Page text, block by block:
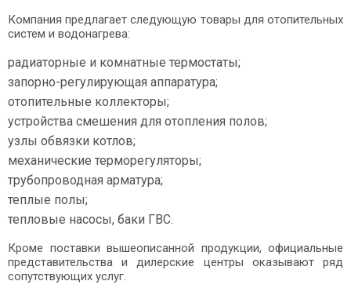
Компания предлагает следующую товары для отопительных
систем и водонагрева:
радиаторные и комнатные термостаты;
запорно-регулирующая аппаратура;
отопительные коллекторы;
устройства смешения для отопления полов;
узлы обвязки котлов;
механические терморегуляторы;
трубопроводная арматура;
теплые полы;
тепловые насосы, баки ГВС.
Кроме поставки вышеописанной продукции, официальные
представительства и дилерские центры оказывают ряд
сопутствующих услуг.